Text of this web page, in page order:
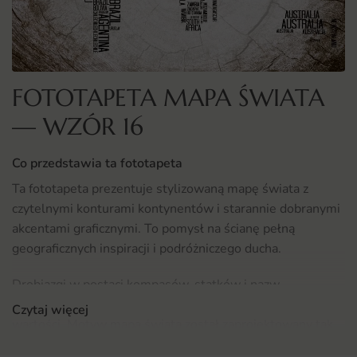
FOTOTAPETA MAPA ŚWIATA
— WZÓR 16
Co przedstawia ta fototapeta
Ta fototapeta prezentuje stylizowaną mapę świata z
czytelnymi konturami kontynentów i starannie dobranymi
akcentami graficznymi. To pomysł na ścianę pełną
geograficznych inspiracji i podróżniczego ducha.
geograficznych dodają motywowi głębi i edukacyjnej
Czytaj więcej